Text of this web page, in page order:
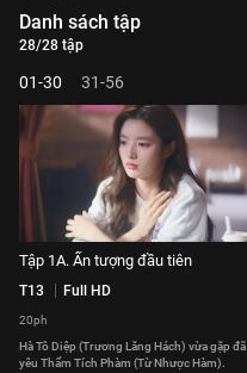
Danh sách tập
28/28 tập
01-30 31-56
Tập 1A. Ấn tượng đầu tiên
T13 Full HD
20ph
Hà Tô Diệp (Trương Lăng Hách) vừa gặp đã
yêu Thẩm Tích Phàm (Từ Nhược Hàm).